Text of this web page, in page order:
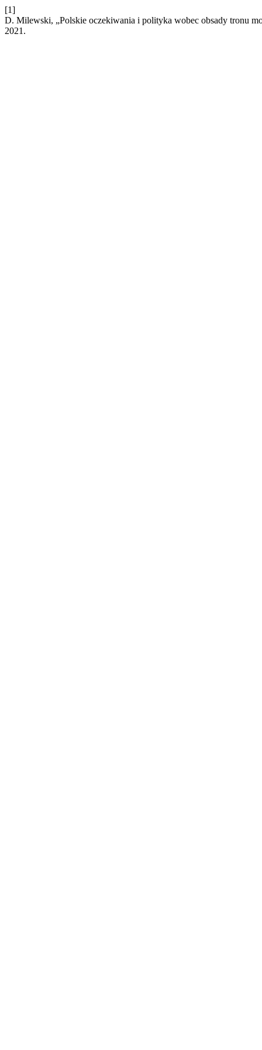
[1]
D. Milewski, „Polskie oczekiwania i polityka wobec obsady tronu
2021.